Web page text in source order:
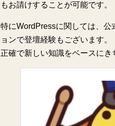
もお請けすることが可能です。
特にWordPressに関しては、
ョンで登壇経験もございます。
正確で新しい知識をベースにき